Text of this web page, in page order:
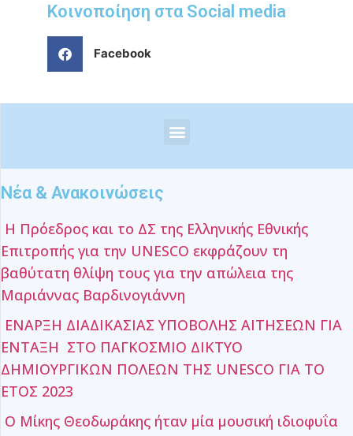
Κοινοποίηση στα Social media
Facebook
Νέα & Ανακοινώσεις
Η Πρόεδρος και το ΔΣ της Ελληνικής Εθνικής
Επιτροπής για την UNESCO εκφράζουν τη
βαθύτατη θλίψη τους για την απώλεια της
Μαριάννας Βαρδινογιάννη
ΕΝΑΡΞΗ ΔΙΑΔΙΚΑΣΙΑΣ ΥΠΟΒΟΛΗΣ ΑΙΤΗΣΕΩΝ ΓΙΑ
ΕΝΤΑΞΗ ΣΤΟ ΠΑΓΚΟΣΜΙΟ ΔΙΚΤΥΟ
ΔΗΜΙΟΥΡΓΙΚΩΝ ΠΟΛΕΩΝ ΤΗΣ UNESCO ΓΙΑ ΤΟ
ΕΤΟΣ 2023
Ο Μίκης Θεοδωράκης ήταν μία μουσική ιδιοφυΐα